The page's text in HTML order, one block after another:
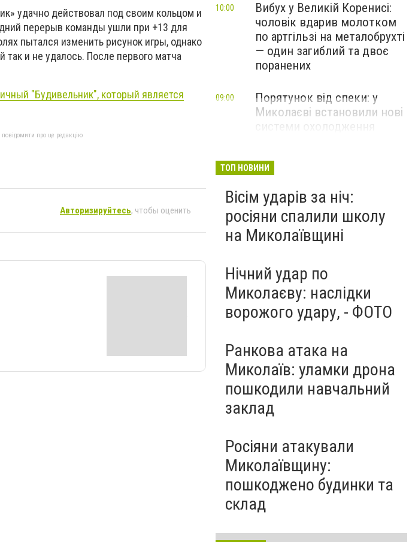
удачно действовал под своим кольцом и
перерыв команды ушли при +13 для
пытался изменить рисунок игры, однако
так и не удалось. После первого матча
"Будивельник", который является
про це редакцію
Авторизируйтесь, чтобы оценить
Вибух у Великій Коренисі:
чоловік вдарив молотком
по артгільзі на металобрухті
— один загиблий та двоє
поранених
10:00
Порятунок від спеки: у
Миколаєві встановили нові
09:00
ТОП НОВИНИ
Вісім ударів за ніч:
росіяни спалили школу
на Миколаївщині
Нічний удар по
Миколаєву: наслідки
ворожого удару, - ФОТО
Ранкова атака на
Миколаїв: уламки дрона
пошкодили навчальний
заклад
Росіяни атакували
Миколаївщину:
пошкоджено будинки та
склад